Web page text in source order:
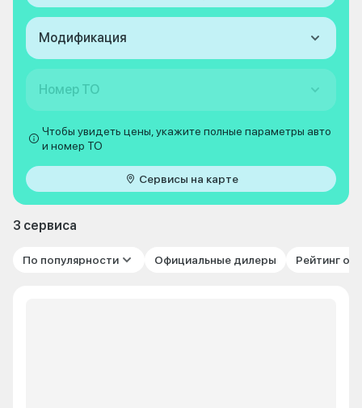
Модификация
Номер ТО
Чтобы увидеть цены, укажите полные параметры авто
и номер ТО
Сервисы на карте
3 сервиса
По популярности Официальные дилеры Рейтинг